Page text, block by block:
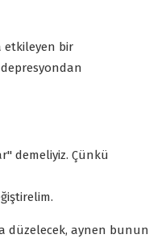
etkileyen bir
depresyondan
demeliyiz. Çünkü
düzelecek, aynen bunun